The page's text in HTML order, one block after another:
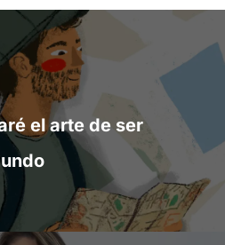
el arte de ser